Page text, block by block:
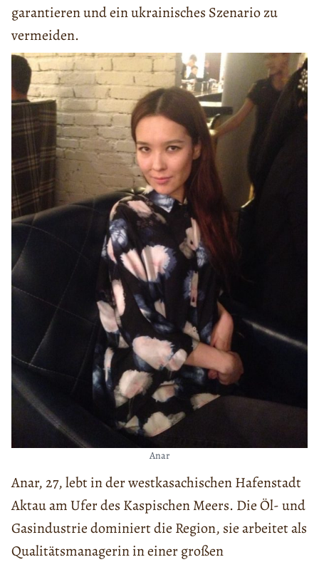
garantieren und ein ukrainisches Szenario zu
vermeiden.
Anar
Anar, 27, lebt in der westkasachischen Hafenstadt
Aktau am Ufer des Kaspischen Meers. Die Öl- und
Gasindustrie dominiert die Region, sie arbeitet als
Qualitätsmanagerin in einer großen